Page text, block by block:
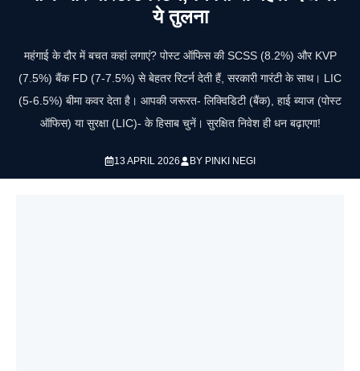
ये तुलना
महंगाई के दौर में बचत कहां लगाएं? पोस्ट ऑफिस की SCSS (8.2%) और KVP
(7.5%) बैंक FD (7-7.5%) से बेहतर रिटर्न देती हैं, सरकारी गारंटी के साथ। LIC
(5-6.5%) बीमा कवर देता है। आपकी जरूरत- लिक्विडिटी (बैंक), हाई ब्याज (पोस्ट
ऑफिस) या सुरक्षा (LIC)- के हिसाब चुनें। सुरक्षित निवेश ही धन बढ़ाएगा!
13 APRIL 2026 BY PINKI NEGI